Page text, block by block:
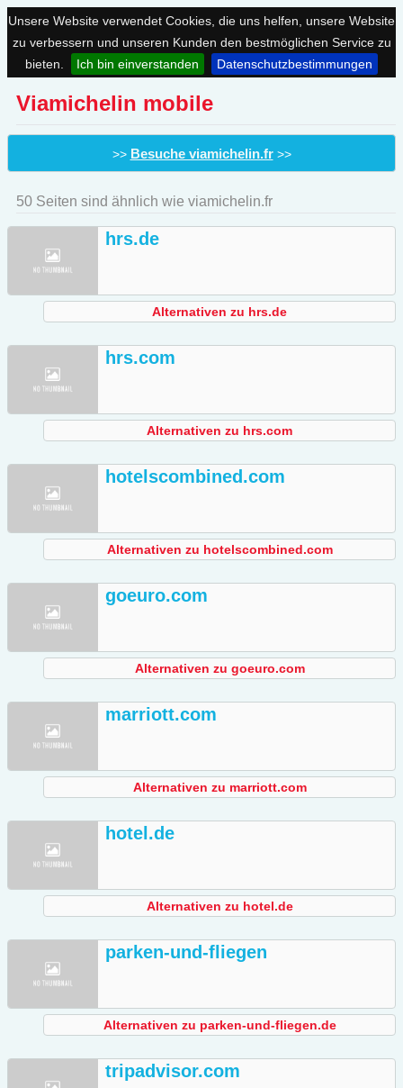
Unsere Website verwendet Cookies, die uns helfen, unsere Website
zu verbessern und unseren Kunden den bestmöglichen Service zu
bieten.
Ich bin einverstanden Datenschutzbestimmungen
Viamichelin mobile
>> Besuche viamichelin.fr>>
50 Seiten sind ähnlich wie viamichelin.fr
hrs.de
Alternativen zu hrs.de
hrs.com
Alternativen zu hrs.com
hotelscombined.com
Alternativen zu hotelscombined.com
goeuro.com
Alternativen zu goeuro.com
marriott.com
Alternativen zu marriott.com
hotel.de
Alternativen zu hotel.de
parken-und-fliegen
Alternativen zu parken-und-fliegen.de
tripadvisor.com